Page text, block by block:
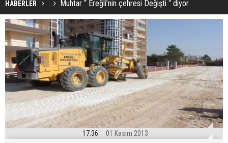
HABERLER Muhtar “ Ereğli’nin çehresi Değişti “ diyor
17:36 01 Kasım 2013